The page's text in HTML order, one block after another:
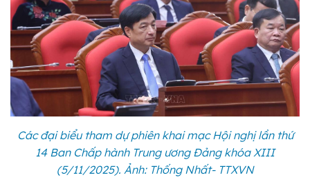
Các đại biểu tham dự phiên khai mạc Hội nghị lần thứ
14 Ban Chấp hành Trung ương Đảng khóa XIII
(5/11/2025). Ảnh: Thống Nhất- TTXVN